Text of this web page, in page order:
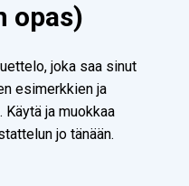
opas)
joka saa sinut
esimerkkien ja
ja muokkaa
jo tänään.